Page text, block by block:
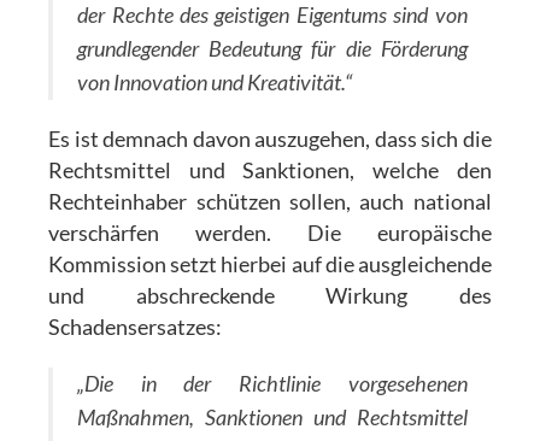
der Rechte des geistigen Eigentums sind von
grundlegender Bedeutung für die Förderung
von Innovation und Kreativität.“
Es ist demnach davon auszugehen, dass sich die
Rechtsmittel und Sanktionen, welche den
Rechteinhaber schützen sollen, auch national
verschärfen werden. Die europäische
Kommission setzt hierbei auf die ausgleichende
und abschreckende Wirkung des
Schadensersatzes:
„Die in der Richtlinie vorgesehenen
Maßnahmen, Sanktionen und Rechtsmittel